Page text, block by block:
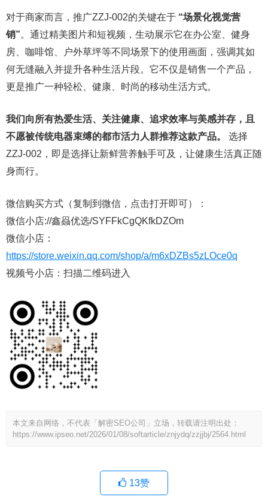
对于商家而言，推广ZZJ-002的关键在于 “场景化视觉营
销”。通过精美图片和短视频，生动展示它在办公室、健身
房、咖啡馆、户外草坪等不同场景下的使用画面，强调其如
何无缝融入并提升各种生活片段。它不仅是销售一个产品，
更是推广一种轻松、健康、时尚的移动生活方式。
我们向所有热爱生活、关注健康、追求效率与美感并存，且
不愿被传统电器束缚的都市活力人群推荐这款产品。
选择
ZZJ-002，即是选择让新鲜营养触手可及，让健康生活真正随
身而行。
微信购买方式（复制到微信，点击打开即可）：
微信小店://鑫赑优选/SYFFkCgQKfkDZOm
微信小店：
https://store.weixin.qq.com/shop/a/m6xDZBs5zLOce0q
视频号小店：扫描二维码进入
本文来自网络，不代表「解密SEO公司」立场，转载请注明出处：
https://www.ipseo.net/2026/01/08/softarticle/znjydq/zzjjbj/2564.html
13赞